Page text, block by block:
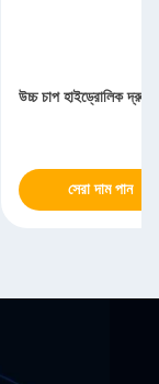
উচ্চ চাপ হাইড্রোলিক
সেরা দাম পান